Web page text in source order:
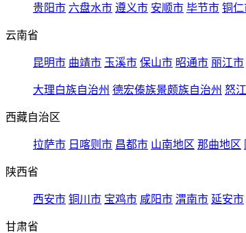
贵阳市 六盘水市 遵义市 安顺市 毕节市 铜仁
云南省
昆明市 曲靖市 玉溪市 保山市 昭通市 丽江市
大理白族自治州 德宏傣族景颇族自治州 怒
西藏自治区
拉萨市 日喀则市 昌都市 山南地区 那曲地区
陕西省
西安市 铜川市 宝鸡市 咸阳市 渭南市 延安市
甘肃省